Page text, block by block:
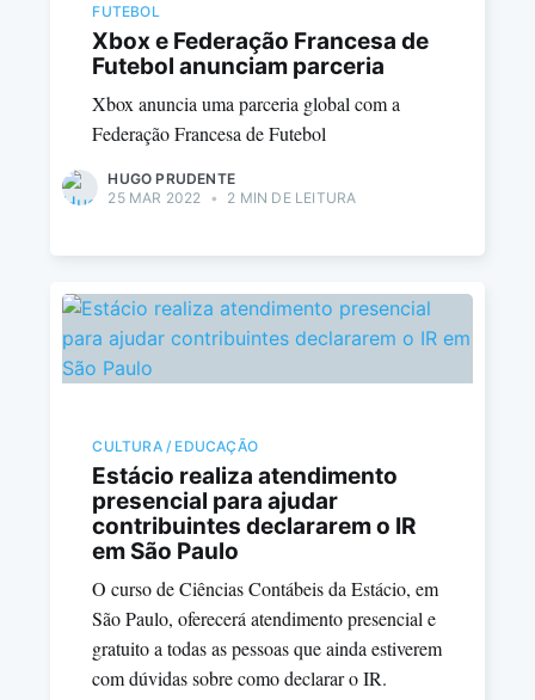
FUTEBOL
Xbox e Federação Francesa de
Futebol anunciam parceria
Xbox anuncia uma parceria global com a
Federação Francesa de Futebol
HUGO PRUDENTE
25 MAR 2022
• 2 MIN DE LEITURA
CULTURA / EDUCAÇÃO
Estácio realiza atendimento
presencial para ajudar
contribuintes declararem o IR
em São Paulo
O curso de Ciências Contábeis da Estácio, em
São Paulo, oferecerá atendimento presencial e
gratuito a todas as pessoas que ainda estiverem
com dúvidas sobre como declarar o IR.